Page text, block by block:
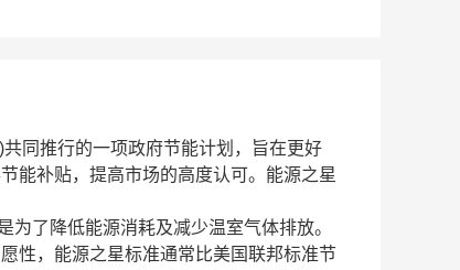
同推行的一项政府节能计划，旨在更好
能补贴，提高市场的高度认可。能源之星
了降低能源消耗及减少温室气体排放。
性，能源之星标准通常比美国联邦标准节